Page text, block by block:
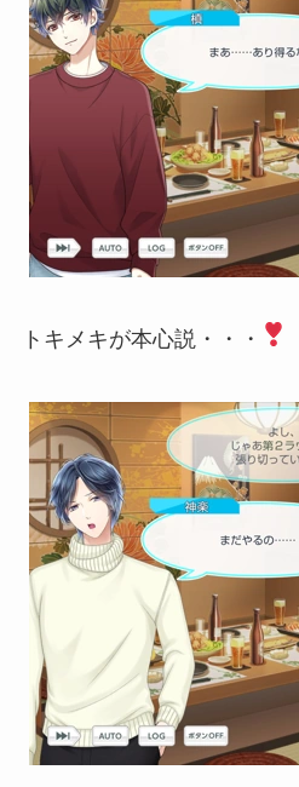
トキメキが本心説・・・